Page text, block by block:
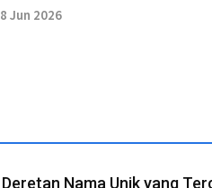
Tangga
8 Jun 2026
Deretan Nama Unik yang